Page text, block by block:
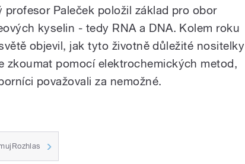
profesor Paleček položil základ pro obor
kyselin - tedy RNA a DNA. Kolem roku
objevil, jak tyto životně důležité nositelky
zkoumat pomocí elektrochemických metod,
považovali za nemožné.